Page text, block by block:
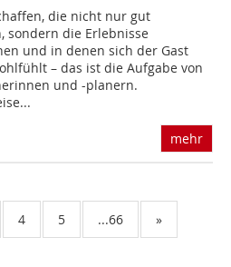
die nicht nur gut
sondern die Erlebnisse
und in denen sich der Gast
– das ist die Aufgabe von
und -planern.
mehr
4 5 ...66 »